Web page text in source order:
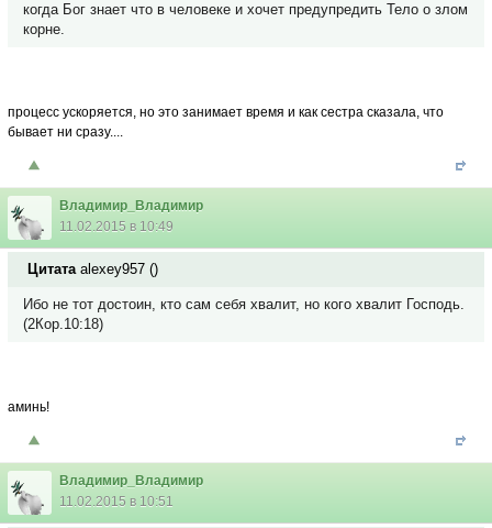
когда Бог знает что в человеке и хочет предупредить Тело о злом
корне.
процесс ускоряется, но это занимает время и как сестра сказала, что
бывает ни сразу....
Владимир_Владимир
11.02.2015 в 10:49
Цитата alexey957 ()
Ибо не тот достоин, кто сам себя хвалит, но кого хвалит Господь.
(2Кор.10:18)
аминь!
Владимир_Владимир
11.02.2015 в 10:51